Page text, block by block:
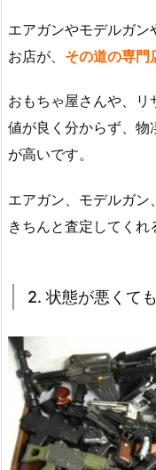
エアガンやモデルガン
お店が、 その道の専門
おもちゃ屋さんや、
値が良く分からず、物
が高いです。
エアガン、モデルガ
きちんと査定してくれ
2. 状態が悪くて